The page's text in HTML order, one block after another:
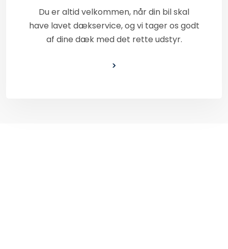
Du er altid velkommen, når din bil skal
have lavet dækservice, og vi tager os godt
af dine dæk med det rette udstyr.
​>